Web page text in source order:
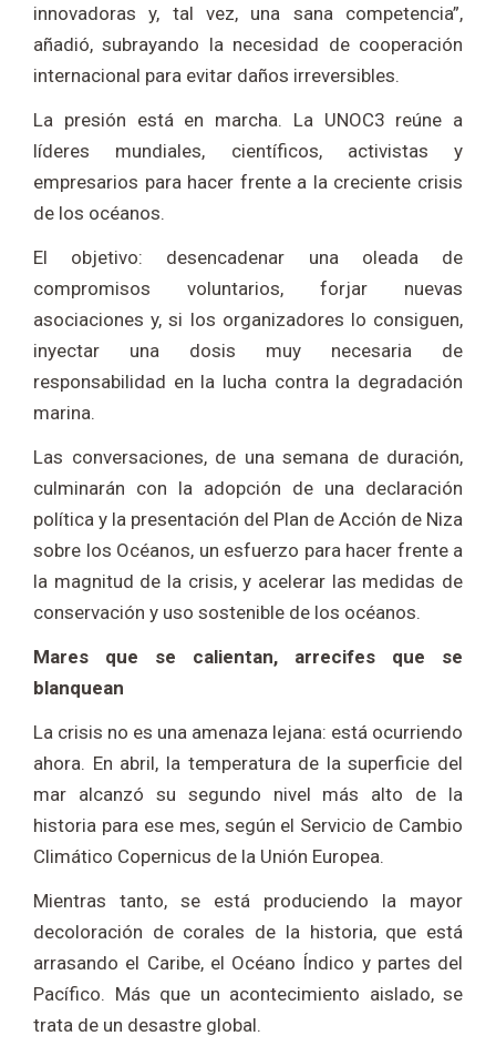
innovadoras y, tal vez, una sana competencia”,
añadió, subrayando la necesidad de cooperación
internacional para evitar daños irreversibles.
La presión está en marcha. La UNOC3 reúne a
líderes mundiales, científicos, activistas y
empresarios para hacer frente a la creciente crisis
de los océanos.
El objetivo: desencadenar una oleada de
compromisos voluntarios, forjar nuevas
asociaciones y, si los organizadores lo consiguen,
inyectar una dosis muy necesaria de
responsabilidad en la lucha contra la degradación
marina.
Las conversaciones, de una semana de duración,
culminarán con la adopción de una declaración
política y la presentación del Plan de Acción de Niza
sobre los Océanos, un esfuerzo para hacer frente a
la magnitud de la crisis, y acelerar las medidas de
conservación y uso sostenible de los océanos.
Mares que se calientan, arrecifes que se
blanquean
La crisis no es una amenaza lejana: está ocurriendo
ahora. En abril, la temperatura de la superficie del
mar alcanzó su segundo nivel más alto de la
historia para ese mes, según el Servicio de Cambio
Climático Copernicus de la Unión Europea.
Mientras tanto, se está produciendo la mayor
decoloración de corales de la historia, que está
arrasando el Caribe, el Océano Índico y partes del
Pacífico. Más que un acontecimiento aislado, se
trata de un desastre global.